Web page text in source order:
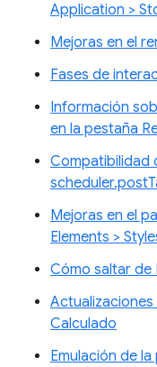
Application >
Mejoras en el
Fases de
Información
en la pestaña
Compatibilidad
Mejoras en el
Elements >
Cómo saltar de
Calculado
Emulación de